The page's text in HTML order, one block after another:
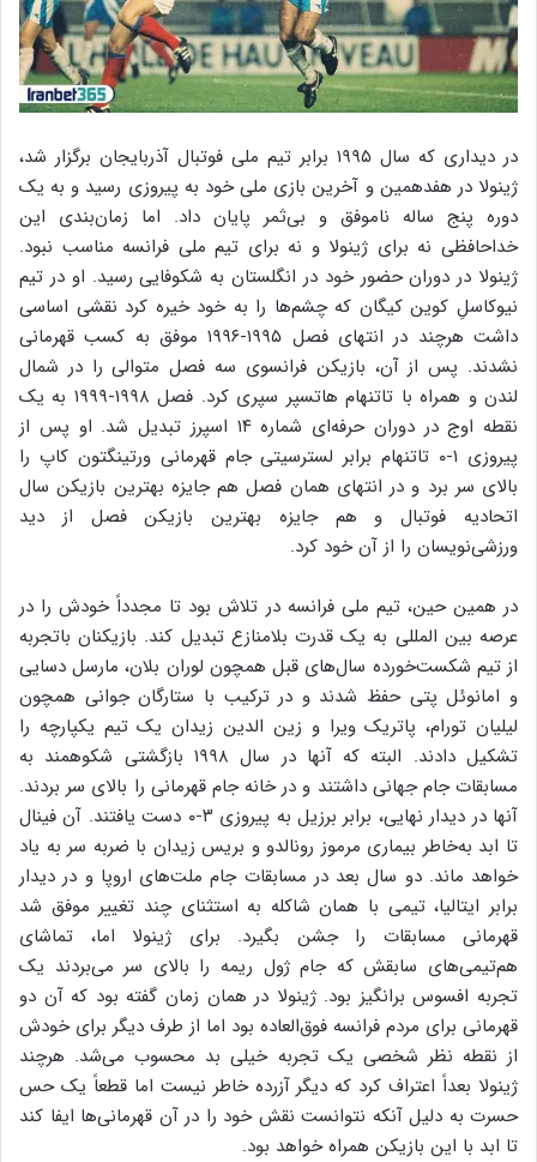
در دیداری که سال ۱۹۹۵ برابر تیم ملی فوتبال آذربایجان برگزار شد،
ژینولا در هفدهمین و آخرین بازی ملی خود به پیروزی رسید و به یک
دوره پنج ساله ناموفق و بی‌ثمر پایان داد. اما زمان‌بندی این
خداحافظی نه برای ژینولا و نه برای تیم ملی فرانسه مناسب نبود.
ژینولا در دوران حضور خود در انگلستان به شکوفایی رسید. او در تیم
نیوکاسلِ کوین کیگان که چشم‌ها را به خود خیره کرد نقشی اساسی
داشت هرچند در انتهای فصل ۱۹۹۵-۱۹۹۶ موفق به کسب قهرمانی
نشدند. پس از آن، بازیکن فرانسوی سه فصل متوالی را در شمال
لندن و همراه با تاتنهام هاتسپر سپری کرد. فصل ۱۹۹۸-۱۹۹۹ به یک
نقطه اوج در دوران حرفه‌ای شماره ۱۴ اسپرز تبدیل شد. او پس از
پیروزی ۱-۰ تاتنهام برابر لسترسیتی جام قهرمانی ورتینگتون کاپ را
بالای سر برد و در انتهای همان فصل هم جایزه بهترین بازیکن سال
اتحادیه فوتبال و هم جایزه بهترین بازیکن فصل از دید
ورزشی‌نویسان را از آن خود کرد.
در همین حین، تیم ملی فرانسه در تلاش بود تا مجدداً خودش را در
عرصه بین المللی به یک قدرت بلامنازع تبدیل کند. بازیکنان باتجربه
از تیم شکست‌خورده سال‌های قبل همچون لوران بلان، مارسل دسایی
و امانوئل پتی حفظ شدند و در ترکیب با ستارگان جوانی همچون
لیلیان تورام، پاتریک ویرا و زین الدین زیدان یک تیم یکپارچه را
تشکیل دادند. البته که آنها در سال ۱۹۹۸ بازگشتی شکوهمند به
مسابقات جام جهانی داشتند و در خانه جام قهرمانی را بالای سر بردند.
آنها در دیدار نهایی، برابر برزیل به پیروزی ۳-۰ دست یافتند. آن فینال
تا ابد به‌خاطر بیماری مرموز رونالدو و بریس زیدان با ضربه سر به یاد
خواهد ماند. دو سال بعد در مسابقات جام ملت‌های اروپا و در دیدار
برابر ایتالیا، تیمی با همان شاکله به استثنای چند تغییر موفق شد
قهرمانی مسابقات را جشن بگیرد. برای ژینولا اما، تماشای
هم‌تیمی‌های سابقش که جام ژول ریمه را بالای سر می‌بردند یک
تجربه افسوس برانگیز بود. ژینولا در همان زمان گفته بود که آن دو
قهرمانی برای مردم فرانسه فوق‌العاده بود اما از طرف دیگر برای خودش
از نقطه نظر شخصی یک تجربه خیلی بد محسوب می‌شد. هرچند
ژینولا بعداً اعتراف کرد که دیگر آزرده خاطر نیست اما قطعاً یک حس
حسرت به دلیل آنکه نتوانست نقش خود را در آن قهرمانی‌ها ایفا کند
تا ابد با این بازیکن همراه خواهد بود.